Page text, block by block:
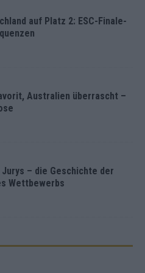
auf Platz 2: ESC-Finale-
Australien überrascht –
– die Geschichte der
Wettbewerbs